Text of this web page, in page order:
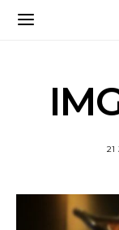
21